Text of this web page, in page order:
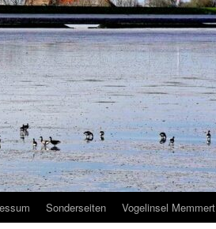
Sonderseiten Vogelinsel Memmert